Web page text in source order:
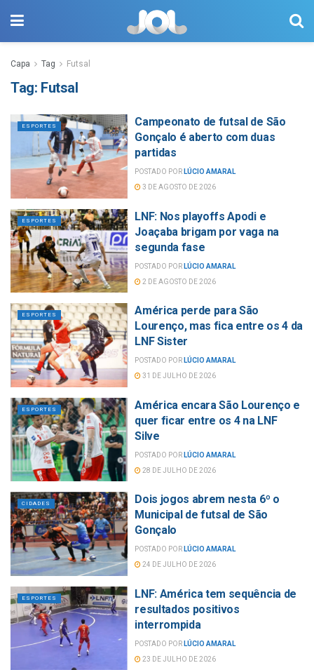
Capa Tag Futsal
Tag: Futsal
ESPORTES
Campeonato de futsal de São
Gonçalo é aberto com duas
partidas
POSTADO POR LÚCIO AMARAL
3 DE AGOSTO DE 2026
ESPORTES
LNF: Nos playoffs Apodi e
Joaçaba brigam por vaga na
segunda fase
POSTADO POR LÚCIO AMARAL
2 DE AGOSTO DE 2026
ESPORTES
América perde para São
Lourenço, mas fica entre os 4 da
LNF Sister
POSTADO POR LÚCIO AMARAL
31 DE JULHO DE 2026
ESPORTES
América encara São Lourenço e
quer ficar entre os 4 na LNF
Silve
POSTADO POR LÚCIO AMARAL
28 DE JULHO DE 2026
CIDADES
Dois jogos abrem nesta 6º o
Municipal de futsal de São
Gonçalo
POSTADO POR LÚCIO AMARAL
24 DE JULHO DE 2026
ESPORTES
LNF: América tem sequência de
resultados positivos
interrompida
POSTADO POR LÚCIO AMARAL
23 DE JULHO DE 2026